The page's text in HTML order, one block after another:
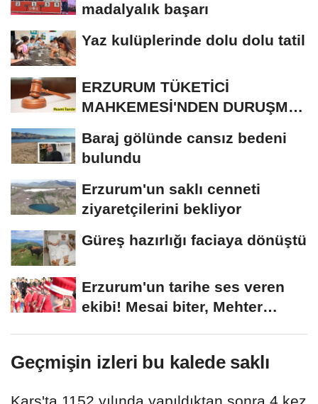
madalyalık başarı
Yaz kulüplerinde dolu dolu tatil
ERZURUM TÜKETİCİ
MAHKEMESİ'NDEN DURUŞMA
Baraj gölünde cansız bedeni
bulundu
Erzurum'un saklı cenneti
ziyaretçilerini bekliyor
Güreş hazırlığı faciaya dönüştü
Erzurum'un tarihe ses veren
ekibi! Mesai biter, Mehter
Geçmişin izleri bu kalede saklı